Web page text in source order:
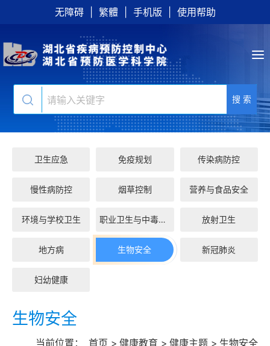
无障碍 繁體 手机版 使用帮助
搜 索
卫生应急 免疫规划 传染病防控
慢性病防控 烟草控制 营养与食品安全
环境与学校卫生 职业卫生与中毒控... 放射卫生
地方病 生物安全 新冠肺炎
妇幼健康
生物安全
当前位置： 首页 > 健康教育 > 健康主题 > 生物安全